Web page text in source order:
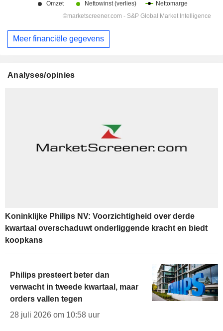
Meer financiële gegevens
Analyses/opinies
Koninklijke Philips NV: Voorzichtigheid over derde
kwartaal overschaduwt onderliggende kracht en biedt
koopkans
Philips presteert beter dan
verwacht in tweede kwartaal, maar
orders vallen tegen
28 juli 2026 om 10:58 uur